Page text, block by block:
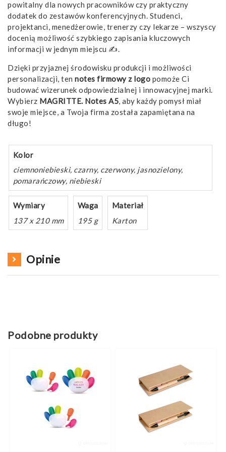
powitalny dla nowych pracowników czy praktyczny
dodatek do zestawów konferencyjnych. Studenci,
projektanci, menedżerowie, trenerzy czy lekarze – wszyscy
docenią możliwość szybkiego zapisania kluczowych
informacji w jednym miejscu ✍️.
Dzięki przyjaznej środowisku produkcji i możliwości
personalizacji, ten notes firmowy z logo pomoże Ci
budować wizerunek odpowiedzialnej i innowacyjnej marki.
Wybierz MAGRITTE. Notes A5, aby każdy pomysł miał
swoje miejsce, a Twoja firma została zapamiętana na
długo!
Kolor
ciemnoniebieski, czarny, czerwony, jasnozielony,
pomarańczowy, niebieski
Wymiary
137 x 210 mm
Waga
195 g
Materiał
Karton
Opinie
Podobne produkty